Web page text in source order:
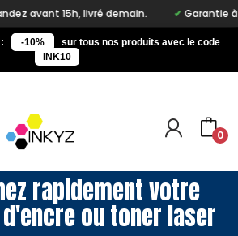
avant 15h, livré demain. Garantie à
-10%
sur tous nos produits avec le code
INK10
0
rapidement votre
ou toner laser